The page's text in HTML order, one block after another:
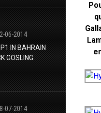
06-2014
IN BAHRAIN
GOSLING.
07-2014